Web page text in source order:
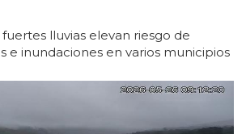
lluvias elevan riesgo de
e inundaciones en varios municipios